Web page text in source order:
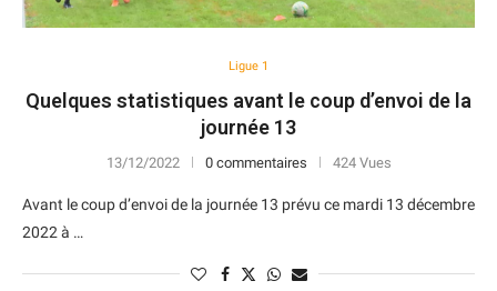
Ligue 1
Quelques statistiques avant le coup d’envoi de la
journée 13
13/12/2022 0 commentaires 424 Vues
Avant le coup d’envoi de la journée 13 prévu ce mardi 13 décembre
2022 à …